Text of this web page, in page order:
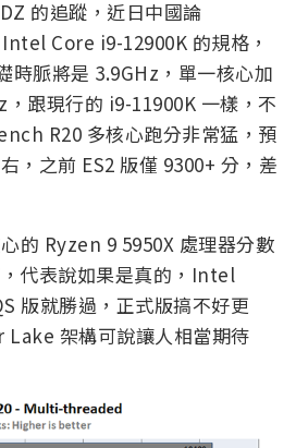
的追蹤，近日中國論
Core i9-12900K 的規格，
時脈將是 3.9GHz，單一核心加
跟現行的 i9-11900K 一樣，不
R20 多核心跑分非常猛，預
，之前 ES2 版僅 9300+ 分，差
的 Ryzen 9 5950X 處理器分數
代表說如果是真的，Intel
版就勝過，正式版搞不好更
Lake 架構可說讓人相當期待